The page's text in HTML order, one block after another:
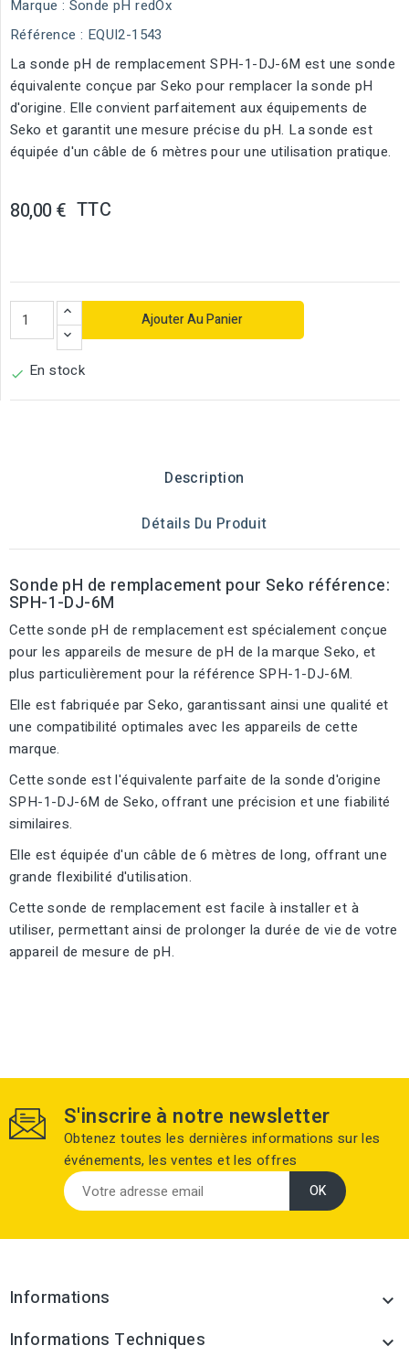
Marque : Sonde pH redOx
Référence : EQUI2-1543
La sonde pH de remplacement SPH-1-DJ-6M est une sonde
équivalente conçue par Seko pour remplacer la sonde pH
d'origine. Elle convient parfaitement aux équipements de
Seko et garantit une mesure précise du pH. La sonde est
équipée d'un câble de 6 mètres pour une utilisation pratique.
80,00 € TTC
Ajouter Au Panier
 En stock
Description
Détails Du Produit
Sonde pH de remplacement pour Seko référence:
SPH-1-DJ-6M
Cette sonde pH de remplacement est spécialement conçue
pour les appareils de mesure de pH de la marque Seko, et
plus particulièrement pour la référence SPH-1-DJ-6M.
Elle est fabriquée par Seko, garantissant ainsi une qualité et
une compatibilité optimales avec les appareils de cette
marque.
Cette sonde est l'équivalente parfaite de la sonde d'origine
SPH-1-DJ-6M de Seko, offrant une précision et une fiabilité
similaires.
Elle est équipée d'un câble de 6 mètres de long, offrant une
grande flexibilité d'utilisation.
Cette sonde de remplacement est facile à installer et à
utiliser, permettant ainsi de prolonger la durée de vie de votre
appareil de mesure de pH.
S'inscrire à notre newsletter
Obtenez toutes les dernières informations sur les
événements, les ventes et les offres
Informations 
Informations Techniques 